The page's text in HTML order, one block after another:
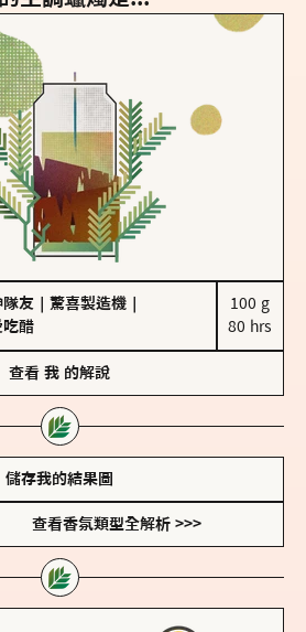
隊友 驚喜製造機
吃醋
100 g
80 hrs
查看 我 的解說
儲存我的結果圖
查看香氛類型全解析 >>>